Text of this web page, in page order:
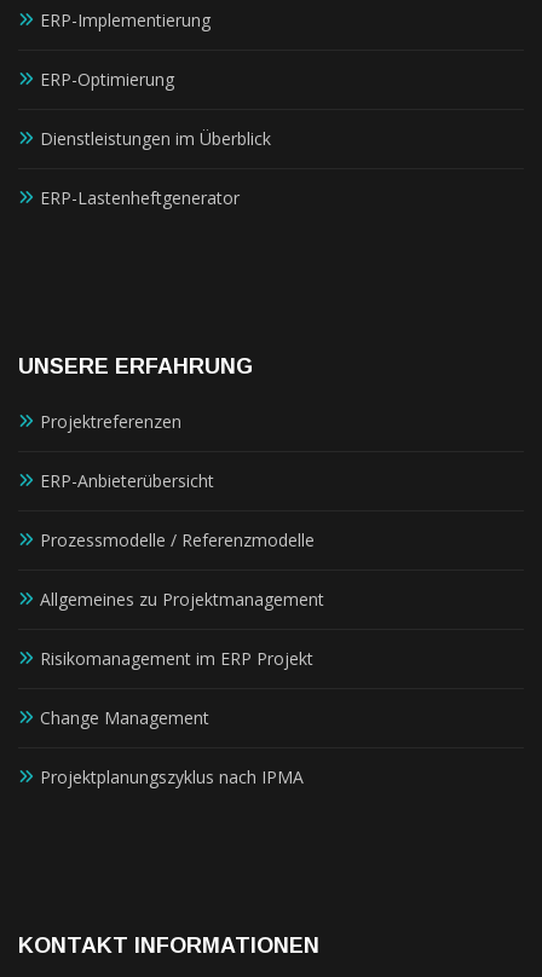
ERP-Implementierung
ERP-Optimierung
Dienstleistungen im Überblick
ERP-Lastenheftgenerator
UNSERE ERFAHRUNG
Projektreferenzen
ERP-Anbieterübersicht
Prozessmodelle / Referenzmodelle
Allgemeines zu Projektmanagement
Risikomanagement im ERP Projekt
Change Management
Projektplanungszyklus nach IPMA
KONTAKT INFORMATIONEN